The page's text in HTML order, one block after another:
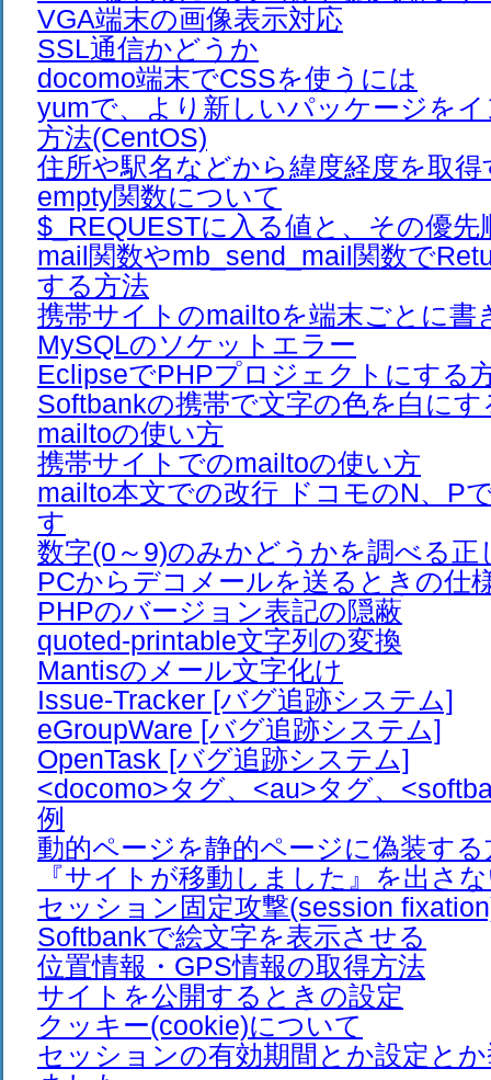
VGA端末の画像表示対応
SSL通信かどうか
docomo端末でCSSを使うには
yumで、より新しいパッケージを
方法(CentOS)
住所や駅名などから緯度経度を取得
empty関数について
$_REQUESTに入る値と、その優先
mail関数やmb_send_mail関数で
する方法
携帯サイトのmailtoを端末ごとに書
MySQLのソケットエラー
EclipseでPHPプロジェクトにする
Softbankの携帯で文字の色を白に
mailtoの使い方
携帯サイトでのmailtoの使い方
mailto本文での改行 ドコモのN、P
す
数字(0～9)のみかどうかを調べる正
PCからデコメールを送るときの仕
PHPのバージョン表記の隠蔽
quoted-printable文字列の変換
Mantisのメール文字化け
Issue-Tracker [バグ追跡システム]
eGroupWare [バグ追跡システム]
OpenTask [バグ追跡システム]
<docomo>タグ、<au>タグ、
例
動的ページを静的ページに偽装する
『サイトが移動しました』を出さ
セッション固定攻撃(session
Softbankで絵文字を表示させる
位置情報・GPS情報の取得方法
サイトを公開するときの設定
クッキー(cookie)について
セッションの有効期間とか設定と